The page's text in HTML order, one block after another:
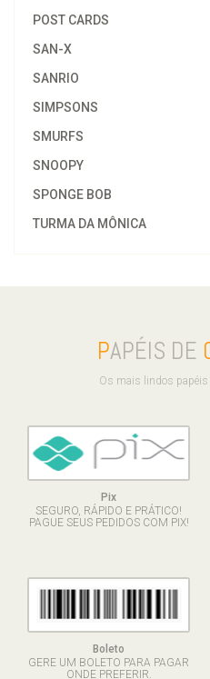
POST CARDS
SAN-X
SANRIO
SIMPSONS
SMURFS
SNOOPY
SPONGE BOB
TURMA DA MÔNICA
PAPÉIS DE
Os mais lindos papéis
Pix
SEGURO, RÁPIDO E PRÁTICO!
PAGUE SEUS PEDIDOS COM PIX!
Boleto
GERE UM BOLETO PARA PAGAR
ONDE PREFERIR.